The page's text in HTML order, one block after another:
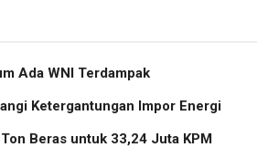
Ada WNI Terdampak
Ketergantungan Impor Energi
Beras untuk 33,24 Juta KPM